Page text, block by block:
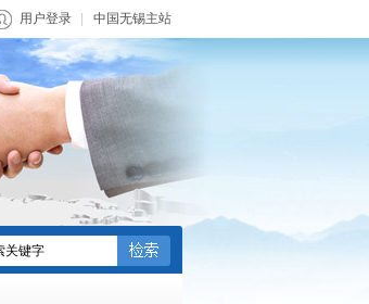
用户登录 中国无锡主站